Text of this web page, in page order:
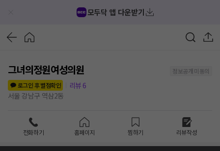
모두닥 앱 다운받기
그녀의정원여성의원
정보공개 미동의
로그인 후 별점확인
리뷰 6
서울 강남구 역삼2동
전화하기 홈페이지 찜하기 리뷰작성